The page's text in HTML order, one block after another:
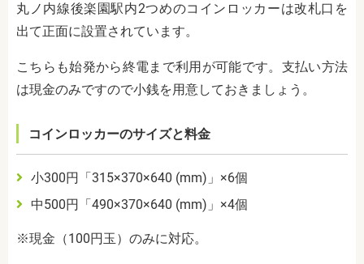
丸ノ内線後楽園駅内2つめのコインロッカーは改札口を
出て正面に設置されています。
こちらも始発から終電まで利用が可能です。支払い方法
は現金のみですので小銭を用意しておきましょう。
コインロッカーのサイズと料金
小300円「315×370×640 (mm) 」×6個
中500円「490×370×640 (mm) 」×4個
※現金（100円玉）のみに対応。